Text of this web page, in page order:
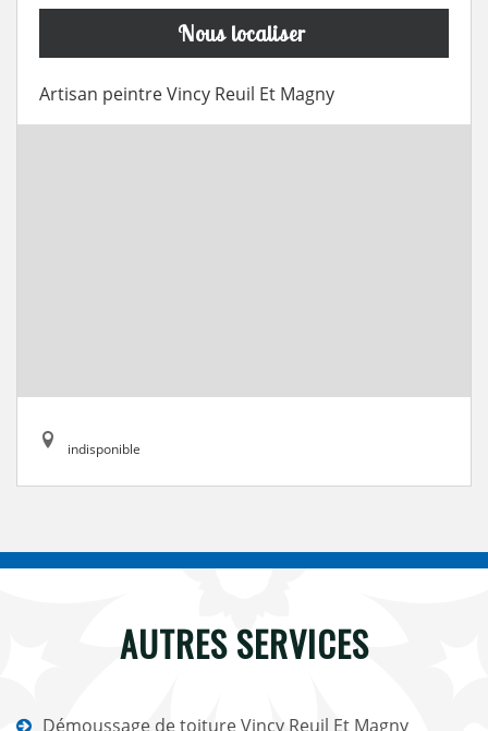
Nous localiser
Artisan peintre Vincy Reuil Et Magny
indisponible
AUTRES SERVICES
Démoussage de toiture Vincy Reuil Et Magny